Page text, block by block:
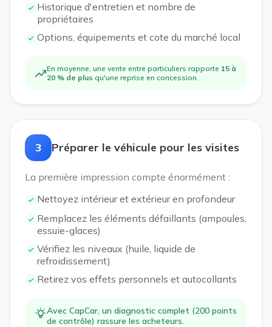
Historique d'entretien et nombre de
propriétaires
Options, équipements et cote du marché local
En moyenne, une vente entre particuliers rapporte 15 à
20 % de plus qu'une reprise en concession.
3 Préparer le véhicule pour les visites
La première impression compte énormément :
Nettoyez intérieur et extérieur en profondeur
Remplacez les éléments défaillants (ampoules,
essuie-glaces)
Vérifiez les niveaux (huile, liquide de
refroidissement)
Retirez vos effets personnels et autocollants
Avec CapCar, un diagnostic complet (200 points
de contrôle) rassure les acheteurs.